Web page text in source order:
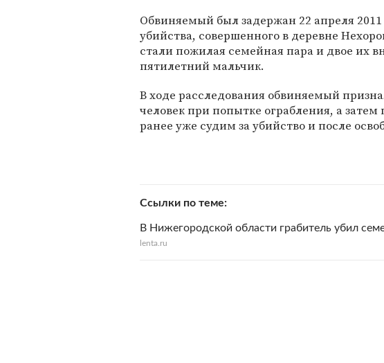
Обвиняемый был задержан 22 апреля 2011
убийства, совершенного в деревне
стали пожилая семейная пара и двое их
пятилетний мальчик.
В ходе расследования обвиняемый
человек при попытке ограбления, а
ранее уже судим за убийство и после
Ссылки по теме
В Нижегородской области грабитель убил
lenta.ru